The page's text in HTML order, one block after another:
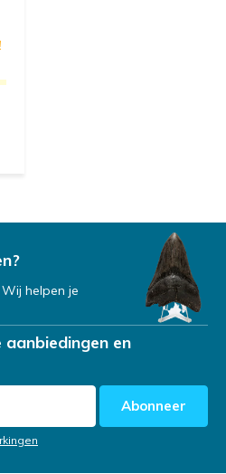
helpen je
en
Abonneer